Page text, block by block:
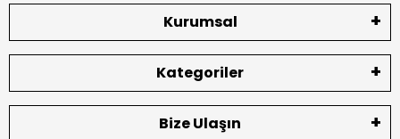
Kurumsal
Kategoriler
Bize Ulaşın